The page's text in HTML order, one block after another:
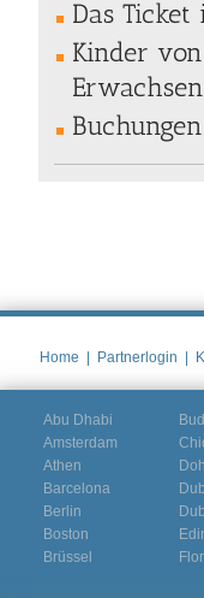
Das
Kinder
Home Partnerlogin
Abu Dhabi
Amsterdam
Athen
Barcelona
Berlin
Boston
Brüssel